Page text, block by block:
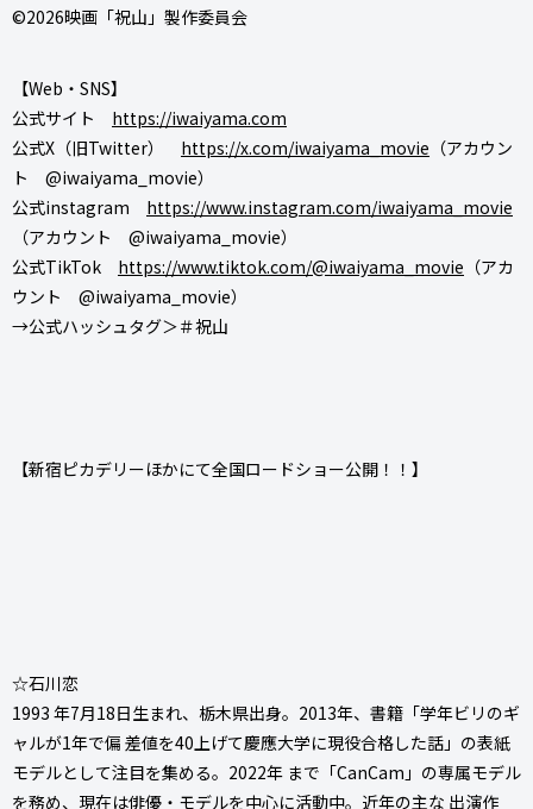
©2026映画「祝山」製作委員会
【Web・SNS】
公式サイト https://iwaiyama.com
公式X（旧Twitter） https://x.com/iwaiyama_movie （アカウン
ト @iwaiyama_movie）
公式instagram https://www.instagram.com/iwaiyama_movie
（アカウント @iwaiyama_movie）
公式TikTok https://www.tiktok.com/@iwaiyama_movie （アカ
ウント @iwaiyama_movie）
→公式ハッシュタグ＞＃祝山
【新宿ピカデリーほかにて全国ロードショー公開！！】
☆石川恋
1993 年7月18日生まれ、栃木県出身。2013年、書籍「学年ビリのギ
ャルが1年で偏 差値を40上げて慶應大学に現役合格した話」の表紙
モデルとして注目を集める。2022年 まで「CanCam」の専属モデル
を務め、現在は俳優・モデルを中心に活動中。近年の主な 出演作